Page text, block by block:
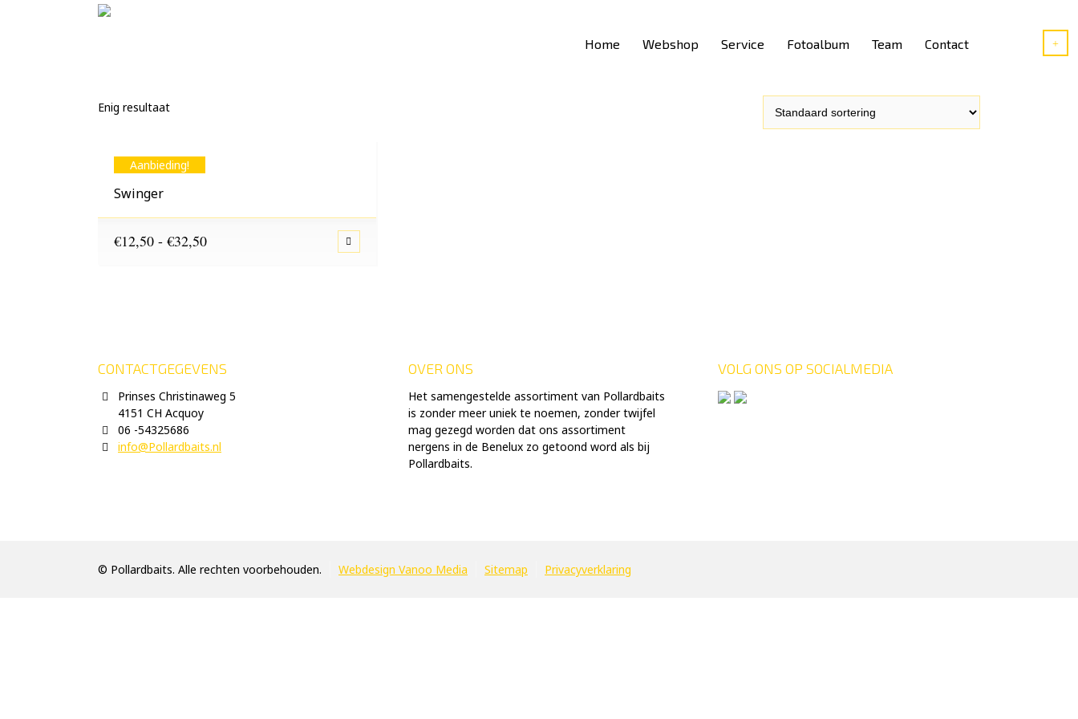
Home Webshop Service Fotoalbum Team Contact
Enig resultaat
Aanbieding!
Swinger
€12,50 - €32,50Prijsklasse:
CONTACTGEGEVENS
Prinses Christinaweg 5
4151 CH Acquoy
06 -54325686
info@Pollardbaits.nl
OVER ONS
Het samengestelde assortiment van Pollardbaits
is zonder meer uniek te noemen, zonder twijfel
mag gezegd worden dat ons assortiment
nergens in de Benelux zo getoond word als bij
Pollardbaits.
VOLG ONS OP SOCIALMEDIA
© Pollardbaits. Alle rechten voorbehouden. Webdesign Vanoo Media Sitemap Privacyverklaring